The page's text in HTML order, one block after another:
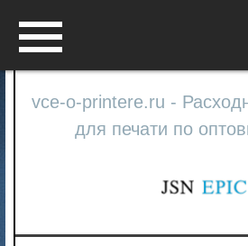
vce-o-printere.ru -
для печати по